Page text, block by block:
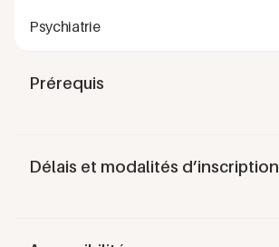
Psychiatrie
Prérequis
Délais et modalités d’inscription